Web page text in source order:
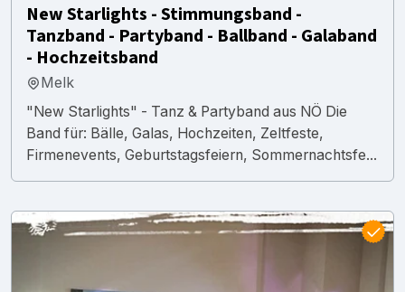
New Starlights - Stimmungsband -
Tanzband - Partyband - Ballband - Galaband
- Hochzeitsband
Melk
"New Starlights" - Tanz & Partyband aus NÖ Die
Band für: Bälle, Galas, Hochzeiten, Zeltfeste,
Firmenevents, Geburtstagsfeiern, Sommernachtsfe...